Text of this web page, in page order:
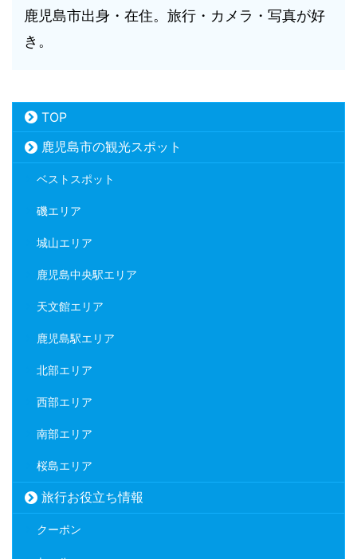
鹿児島市出身・在住。旅行・カメラ・写真が好
き。
TOP
鹿児島市の観光スポット
ベストスポット
磯エリア
城山エリア
鹿児島中央駅エリア
天文館エリア
鹿児島駅エリア
北部エリア
西部エリア
南部エリア
桜島エリア
旅行お役立ち情報
クーポン